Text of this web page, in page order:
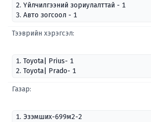
2. Үйлчилгээний зориулалттай - 1
3. Авто зогсоол - 1
Тээврийн хэрэгсэл:
1. Toyota| Prius- 1
2. Toyota| Prado- 1
Газар:
1. Эзэмших-699м2-2